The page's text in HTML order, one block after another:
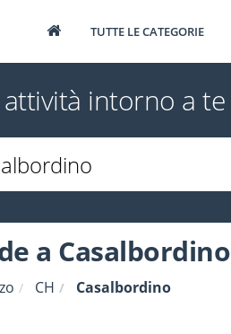
TUTTE LE CATEGORIE
intorno a te
a Casalbordino
CH Casalbordino